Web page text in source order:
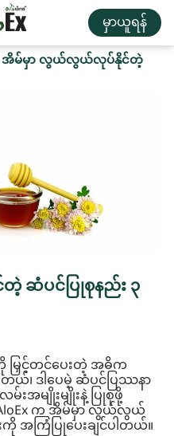
မှာယူရန်
အိမ်မှာ လွယ်လွယ်လုပ်နိုင်တဲ့
ဆံပင်ပြုစုနည်း ၃
ြှင့်တင်ပေးတဲ့ အဓိက
ယ်၊ ဒါပေမဲ့ ဆံပင်ပြဿနာ
းအမျိုးမျိုးနဲ့ ပြုစုဖို့
AloEx က အိမ်မှာ လွယ်လွယ်
အကြံပြုပေးချင်ပါတယ်။